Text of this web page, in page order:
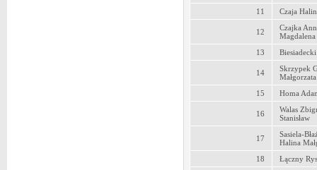
11
Czaja
12
Czajka
Magdalena
13
14
Skrzypek
Małgorzata
15
Homa
16
Walas
Stanisław
17
Sasiela-
Halina
18
Łączny